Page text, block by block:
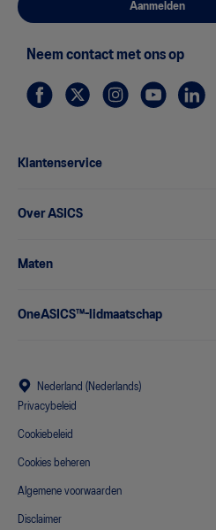
Aanmelden
Neem contact met ons op
Klantenservice
Over ASICS
Maten
OneASICS™-lidmaatschap
Nederland (Nederlands)
Privacybeleid
Cookiebeleid
Cookies beheren
Algemene voorwaarden
Disclaimer